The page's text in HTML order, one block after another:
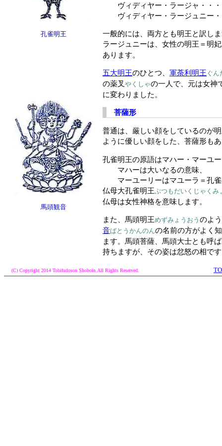
孔雀明王
馬頭観音
ヴィディヤー・ラージャ・・・
ヴィディヤー・ラージュニー・
一般的には、両方とも明王と訳し
ラージュニーは、女性の明王＝明妃
あります。
五大明王のひとつ、 軍荼利明王 ぐん
の薬叉 やくしゃの一人で、元は女神
に変わりました。
菩薩形
普通は、厳しい顔をしているのが
ように優しい顔をした、菩薩形も
孔雀明王の原語はマハー・マーユ
マハーは大いなるの意味、
マーユーリーはマユーラ＝孔雀
仏母大孔雀明王ぶつもだいくじゃくみ
仏母は女性神格を意味します。
また、馬頭明王めずみょうおう のよ
音ばとうかんのんの名前の方がよく
ます。馬頭菩薩、馬頭大士とも呼
持ちますが、その姿は忿怒の相で
(C) Copyright 2014 Tobifudoson Shoboin.All Rights Reserved.